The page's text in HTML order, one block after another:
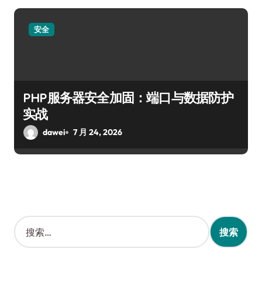
安全
PHP服务器安全加固：端口与数据防护
实战
dawei 7 月 24, 2026
搜
索
：